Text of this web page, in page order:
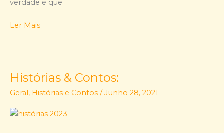
verdade é que
Ler Mais
Histórias & Contos:
Geral, Histórias e Contos /Junho 28, 2021
Histórias
&